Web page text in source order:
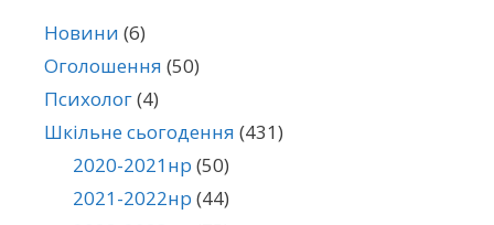
Новини (6)
Оголошення (50)
Психолог(4)
Шкільне сьогодення (431)
2020-2021нр (50)
2021-2022нр (44)